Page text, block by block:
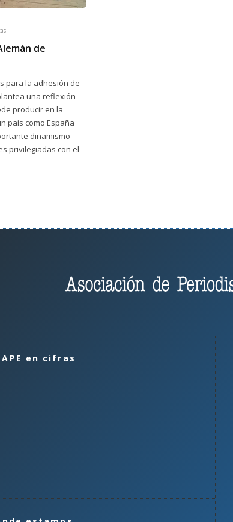
de
para la adhesión de
una reflexión
producir en la
país como España
dinamismo
privilegiadas con el
APE en cifras